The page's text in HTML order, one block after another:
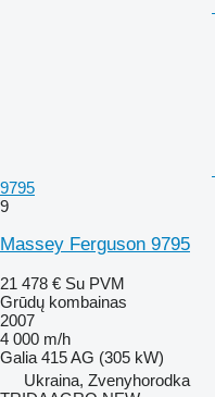
9795
9
Massey Ferguson 9795
21 478 € Su PVM
Grūdų kombainas
2007
4 000 m/h
Galia 415 AG (305 kW)
Ukraina, Zvenyhorodka